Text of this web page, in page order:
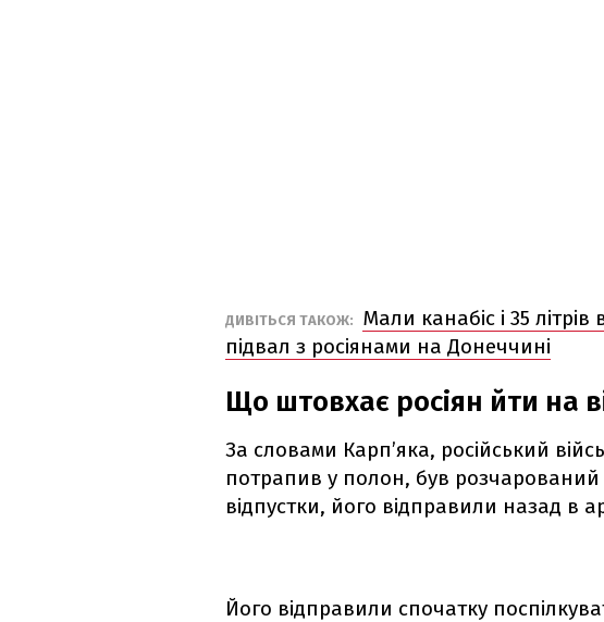
ДИВІТЬСЯ ТАКОЖ:
Мали канабіс і 35
підвал з росіянами на Донеччині
Що штовхає росіян йти на
За словами Карп’яка, російський
потрапив у полон, був розчарований
відпустки, його відправили назад в
Його відправили спочатку